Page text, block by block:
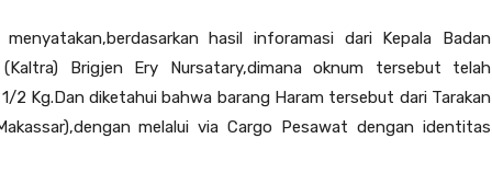
hasil inforamasi dari Kepala Badan
Brigjen Ery Nursatary,dimana oknum tersebut telah
2 Kg.Dan diketahui bahwa barang Haram tersebut dari Tarakan
melalui via Cargo Pesawat dengan identitas